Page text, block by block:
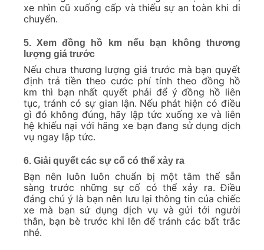
xe nhìn cũ xuống cấp và thiếu sự an toàn khi di
chuyển.
5. Xem đồng hồ km nếu bạn không thương
lượng giá trước
Nếu chưa thương lượng giá trước mà bạn quyết
định trả tiền theo cước phí tính theo đồng hồ
km thì bạn nhất quyết phải để ý đồng hồ liên
tục, tránh có sự gian lận. Nếu phát hiện có điều
gì đó không đúng, hãy lập tức xuống xe và liên
hệ khiếu nại với hãng xe bạn đang sử dụng dịch
vụ ngay lập tức.
6. Giải quyết các sự cố có thể xảy ra
Bạn nên luôn luôn chuẩn bị một tâm thế sẵn
sàng trước những sự cố có thể xảy ra. Điều
đáng chú ý là bạn nên lưu lại thông tin của chiếc
xe mà bạn sử dụng dịch vụ và gửi tới người
thân, bạn bè trước khi lên để tránh các bất trắc
nhé.